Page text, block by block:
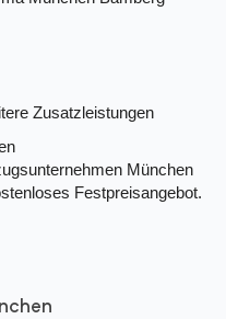
Zusatzleistungen
München
Festpreisangebot.